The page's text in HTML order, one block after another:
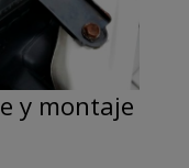
y montaje